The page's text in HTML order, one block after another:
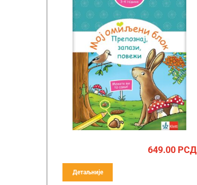
649.00РСД
Детаљније